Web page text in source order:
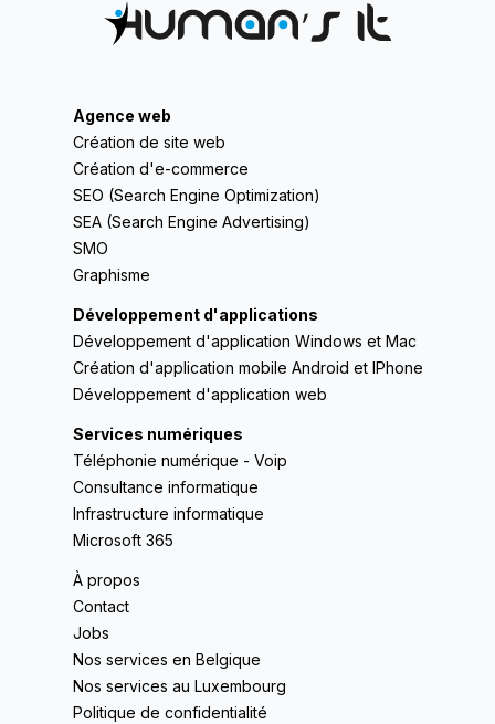
Agence web
Création de site web
Création d'e-commerce
SEO (Search Engine Optimization)
SEA (Search Engine Advertising)
SMO
Graphisme
Développement d'applications
Développement d'application Windows et Mac
Création d'application mobile Android et IPhone
Développement d'application web
Services numériques
Téléphonie numérique - Voip
Consultance informatique
Infrastructure informatique
Microsoft 365
À propos
Contact
Jobs
Nos services en Belgique
Nos services au Luxembourg
Politique de confidentialité